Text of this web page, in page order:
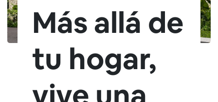
Más allá de
tu hogar,